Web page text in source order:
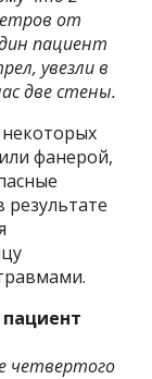
от
пациент
увезли в
две стены.
фанерой,
результате
четвертого